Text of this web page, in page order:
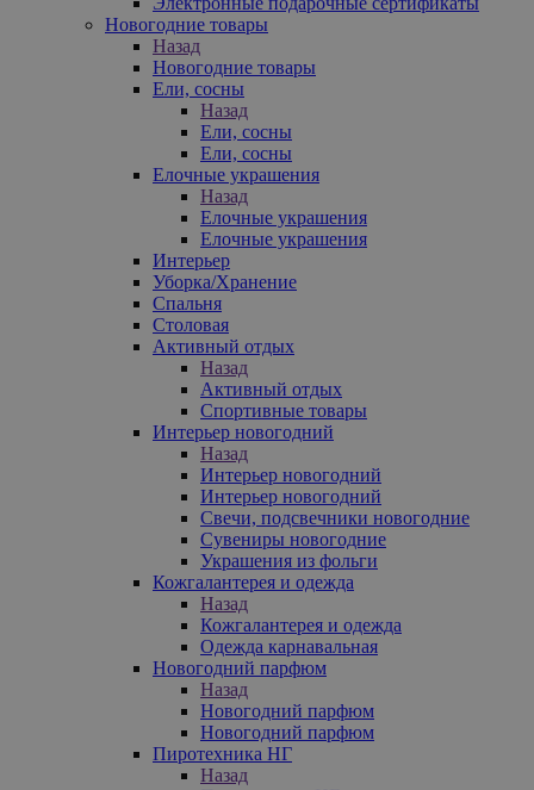
Новогодние товары
Назад
Новогодние товары
Ели, сосны
Назад
Ели, сосны
Ели, сосны
Елочные украшения
Назад
Елочные украшения
Елочные украшения
Интерьер
Уборка/Хранение
Спальня
Столовая
Активный отдых
Назад
Активный отдых
Спортивные товары
Интерьер новогодний
Назад
Интерьер новогодний
Интерьер новогодний
Свечи, подсвечники новогодние
Сувениры новогодние
Украшения из фольги
Кожгалантерея и одежда
Назад
Кожгалантерея и одежда
Одежда карнавальная
Новогодний парфюм
Назад
Новогодний парфюм
Новогодний парфюм
Пиротехника НГ
Назад